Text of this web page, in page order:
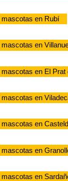
en Rubí
en
en El Prat
en
en
en
en